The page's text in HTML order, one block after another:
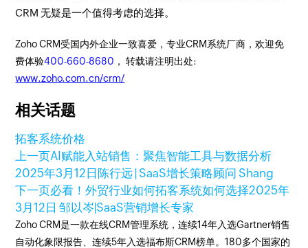
CRM 无疑是一个值得考虑的选择。
Zoho CRM受国内外企业一致喜爱，专业CRM系统厂商，欢迎免
费体验400-660-8680 ， 转载请注明出处:
www.zoho.com.cn/crm/
相关话题
拓客系统价格
上一页AI赋能入站销售：聚焦智能工具与数据分析
2025年3月12日 陈行远 | SaaS增长策略顾问 Shang
下一页必看！外贸行业如何拓客系统如何选择2025年
3月12日 邹以岑|SaaS营销增长专家
Zoho CRM是一款在线CRM管理系统，连续14年入选Gartner销售
自动化象限报告、连续5年入选福布斯CRM榜单。180多个国家的